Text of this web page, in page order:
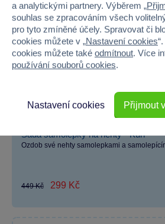
Sada samolepky na nehty - Kůň
Ozdob své nehty samolepkami a
449 Kč 299 Kč
a analytickými partnery. Výběrem „
souhlas se zpracováním všech
pro tyto zmíněné účely. Spravovat či
cookies můžete v „Nastavení cookies
cookies můžete také odmítnout. Více
používání souborů cookies.
Nastavení cookies Přijmout